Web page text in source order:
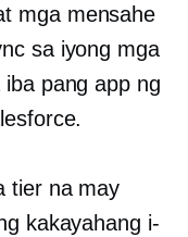
mga mensahe
sa iyong mga
pang app ng
tier na may
kakayahang i-